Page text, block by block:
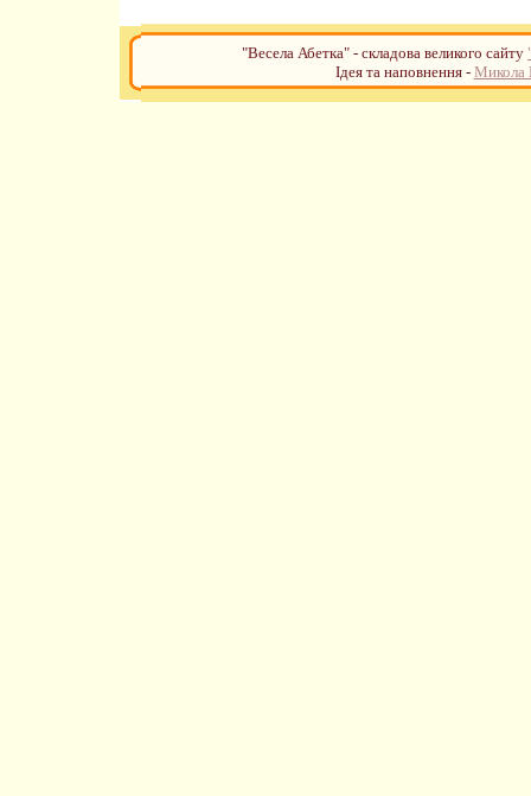
"Весела Абетка" - складова великого сайту
Ідея та наповнення -